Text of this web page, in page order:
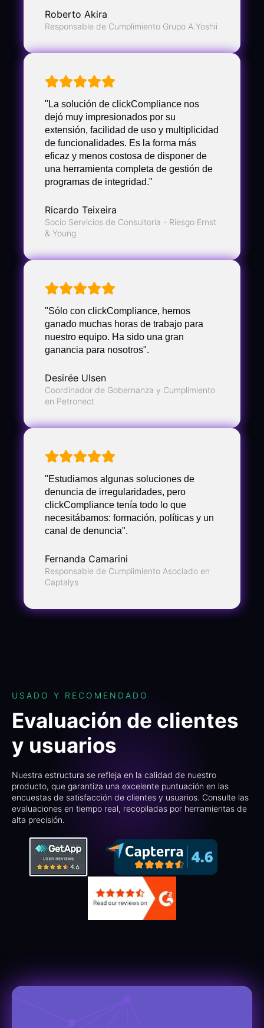
Roberto Akira
Responsable de Cumplimiento Grupo A.Yoshii
"La solución de clickCompliance nos
dejó muy impresionados por su
extensión, facilidad de uso y multiplicidad
de funcionalidades. Es la forma más
eficaz y menos costosa de disponer de
una herramienta completa de gestión de
programas de integridad."
Ricardo Teixeira
Socio Servicios de Consultoría - Riesgo Ernst
& Young
"Sólo con clickCompliance, hemos
ganado muchas horas de trabajo para
nuestro equipo. Ha sido una gran
ganancia para nosotros".
Desirée Ulsen
Coordinador de Gobernanza y Cumplimiento
en Petronect
"Estudiamos algunas soluciones de
denuncia de irregularidades, pero
clickCompliance tenía todo lo que
necesitábamos: formación, políticas y un
canal de denuncia".
Fernanda Camarini
Responsable de Cumplimiento Asociado en
Captalys
USADO Y RECOMENDADO
Evaluación de clientes
y usuarios
Nuestra estructura se refleja en la calidad de nuestro
producto, que garantiza una excelente puntuación en las
encuestas de satisfacción de clientes y usuarios. Consulte las
evaluaciones en tiempo real, recopiladas por herramientas de
alta precisión.